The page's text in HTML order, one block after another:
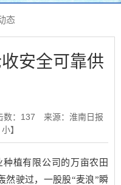
态
安全可靠供
数： 137
来源：淮南日报
小】
植有限公司的万亩农田
然驶过，一股股“麦浪”瞬